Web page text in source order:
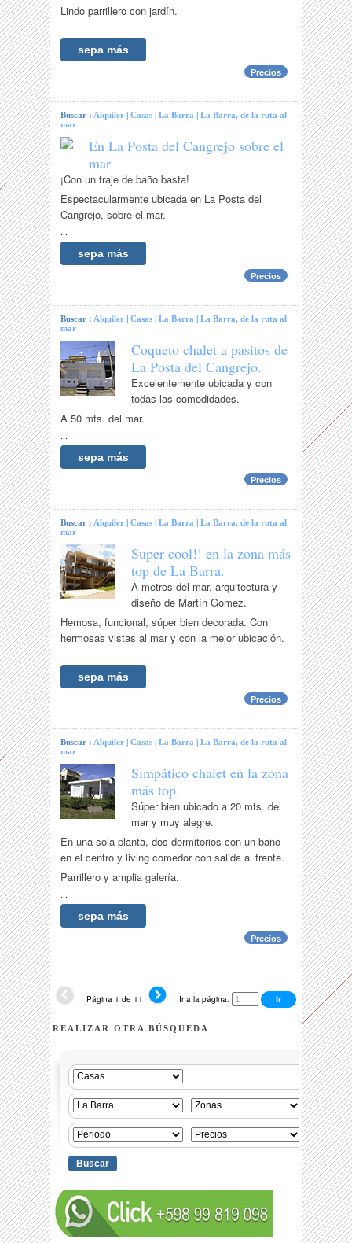
Lindo parrillero con jardín.
...
sepa más
Precios
Buscar :Alquiler |Casas |La Barra |La Barra, de la ruta al
mar
En La Posta del Cangrejo sobre el
mar
¡Con un traje de baño basta!
Espectacularmente ubicada en La Posta del
Cangrejo, sobre el mar.
...
sepa más
Precios
Buscar :Alquiler |Casas |La Barra |La Barra, de la ruta al
mar
Coqueto chalet a pasitos de
La Posta del Cangrejo.
Excelentemente ubicada y con
todas las comodidades.
A 50 mts. del mar.
...
sepa más
Precios
Buscar :Alquiler |Casas |La Barra |La Barra, de la ruta al
mar
Super cool!! en la zona más
top de La Barra.
A metros del mar, arquitectura y
diseño de Martín Gomez.
Hemosa, funcional, súper bien decorada. Con
hermosas vistas al mar y con la mejor ubicación.
...
sepa más
Precios
Buscar :Alquiler |Casas |La Barra |La Barra, de la ruta al
mar
Simpático chalet en la zona
más top.
Súper bien ubicado a 20 mts. del
mar y muy alegre.
En una sola planta, dos dormitorios con un baño
en el centro y living comedor con salida al frente.
Parrillero y amplia galería.
...
sepa más
Precios
Página 1 de 11 Ir a la página:
REALIZAR OTRA BÚSQUEDA